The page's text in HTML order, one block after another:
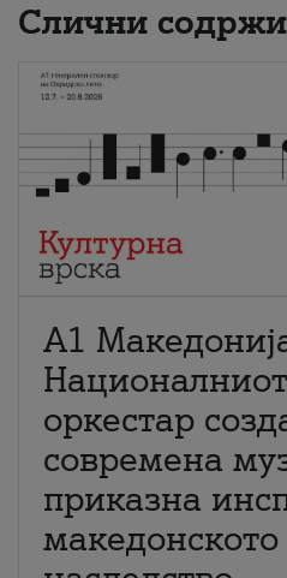
Слични
А1
оркестар
современа
приказна